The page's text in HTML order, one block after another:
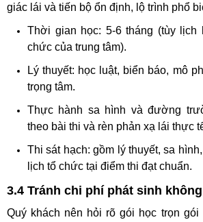
giác lái và tiến bộ ổn định, lộ trình phổ
Thời gian học: 5-6 tháng (tùy lịch
chức của trung tâm).
Lý thuyết: học luật, biển báo, mô
trọng tâm.
Thực hành sa hình và đường
theo bài thi và rèn phản xạ lái thực
Thi sát hạch: gồm lý thuyết, sa
lịch tổ chức tại điểm thi đạt chuẩn.
3.4 Tránh chi phí phát sinh
Quý khách nên hỏi rõ gói học trọn